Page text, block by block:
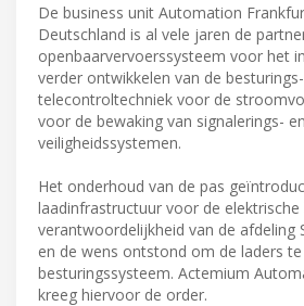
De business unit Automation
Deutschland is al vele jaren de partner
openbaarvervoerssysteem voor het
verder ontwikkelen van de
telecontroltechniek voor de
voor de bewaking van signalerings- en
veiligheidssystemen.
Het onderhoud van de pas
laadinfrastructuur voor de elektrische
verantwoordelijkheid van de afdeling
en de wens ontstond om de laders
besturingssysteem. Actemium
kreeg hiervoor de order.